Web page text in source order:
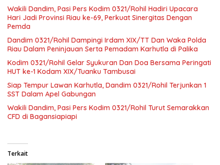
Wakili Dandim, Pasi Pers Kodim 0321/Rohil Hadiri Upacara
Hari Jadi Provinsi Riau ke-69, Perkuat Sinergitas Dengan
Pemda
Dandim 0321/Rohil Dampingi Irdam XIX/TT Dan Waka Polda
Riau Dalam Peninjauan Serta Pemadam Karhutla di Palika
Kodim 0321/Rohil Gelar Syukuran Dan Doa Bersama Peringati
HUT ke-1 Kodam XIX/Tuanku Tambusai
Siap Tempur Lawan Karhutla, Dandim 0321/Rohil Terjunkan 1
SST Dalam Apel Gabungan
Wakili Dandim, Pasi Pers Kodim 0321/Rohil Turut Semarakkan
CFD di Bagansiapiapi
Terkait